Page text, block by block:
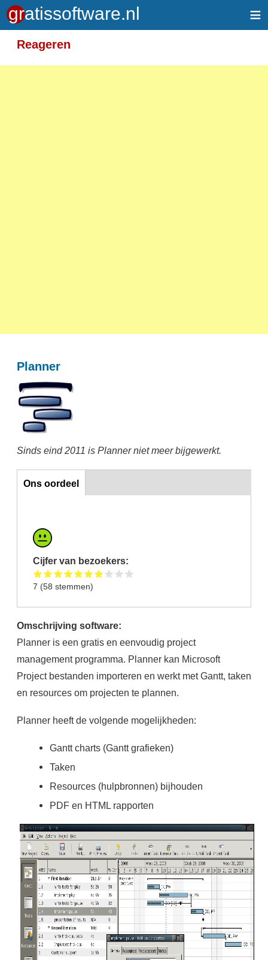
≡
Reageren
Planner
Sinds eind 2011 is Planner niet meer bijgewerkt.
Ons oordeel
Ons oordeel
Cijfer van bezoekers:
7 (58 stemmen)
Omschrijving software:
Planner is een gratis en eenvoudig project
management programma. Planner kan Microsoft
Project bestanden importeren en werkt met Gantt, taken
en resources om projecten te plannen.
Planner heeft de volgende mogelijkheden:
Gantt charts (Gantt grafieken)
Taken
Resources (hulpbronnen) bijhouden
PDF en HTML rapporten